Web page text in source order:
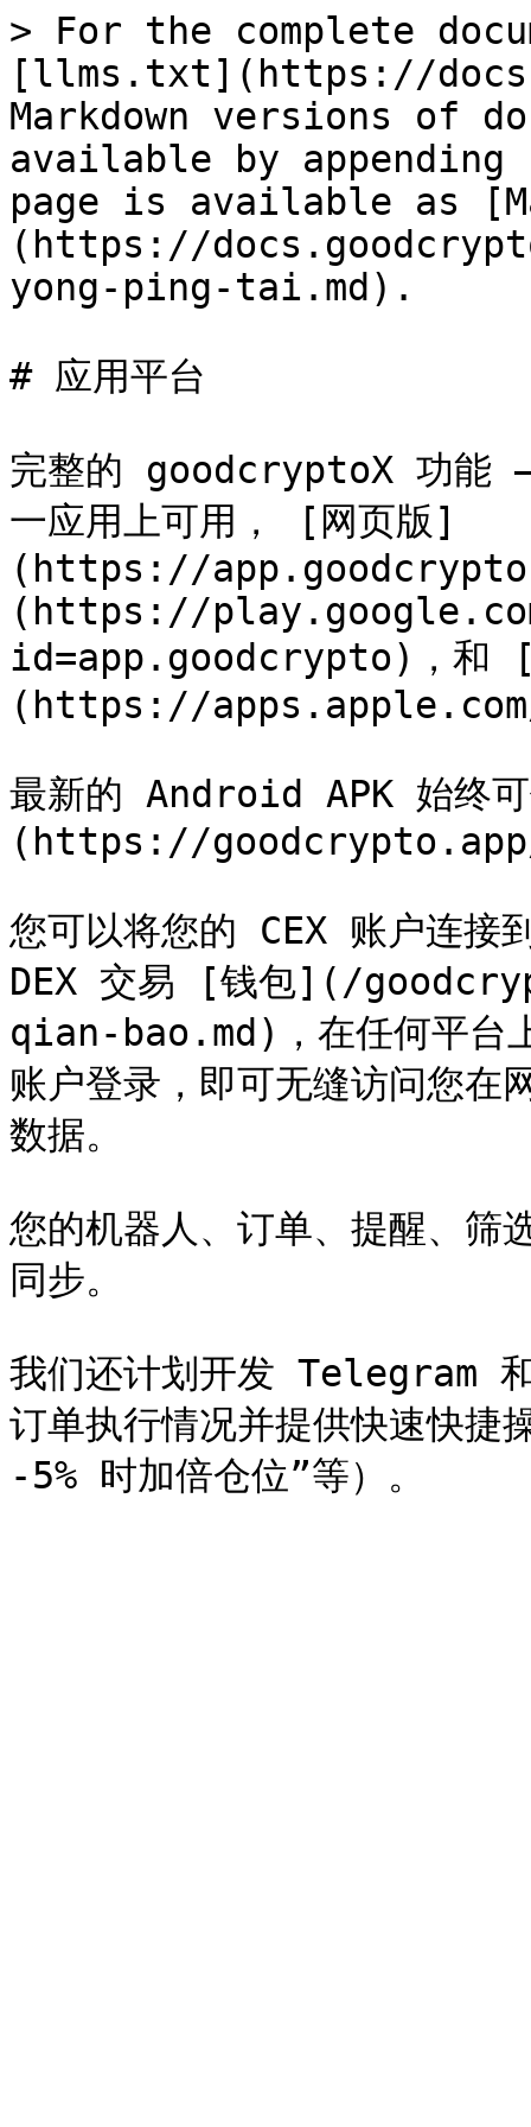
> For the complete
[llms.txt](https://
Markdown versions of
available by
page is available as
(https://
yong-ping-tai.md).
# 应用平台
完整的 goodcryptoX 功能
一应用上可用， [网页版]
(https://
(https://
id=app.goodcrypto)，和
(https://
最新的 Android APK 始终
(https://
您可以将您的 CEX 账户连
DEX 交易 [钱包](/
qian-bao.md)，在任何平台
账户登录，即可无缝访问您
数据。
您的机器人、订单、提醒、筛
同步。
我们还计划开发 Telegram
订单执行情况并提供快速快